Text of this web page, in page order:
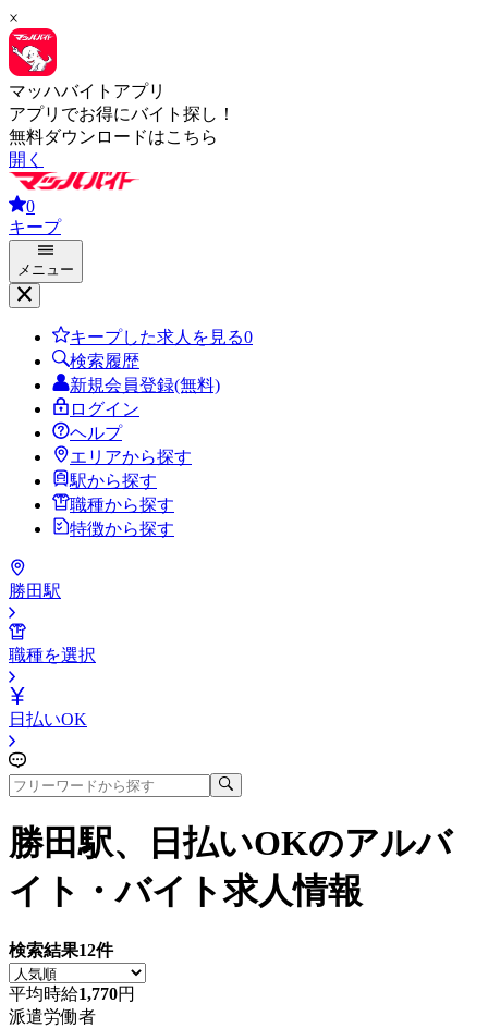
×
マッハバイトアプリ
アプリでお得にバイト探し！
無料ダウンロードはこちら
開く
0
キープ
メニュー
キープした求人を見る0
検索履歴
新規会員登録(無料)
ログイン
ヘルプ
エリアから探す
駅から探す
職種から探す
特徴から探す
勝田駅
職種を選択
日払いOK
勝田駅、日払いOKのアルバ
イト・バイト求人情報
検索結果12件
平均時給1,770円
派遣労働者